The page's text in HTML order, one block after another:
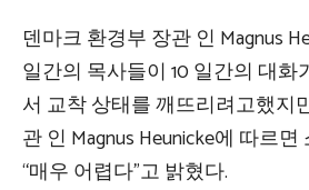
덴마크 환경부 장관 인 Magnus
일간의 목사들이 10 일간의 대화
서 교착 상태를 깨뜨리려고했지
관 인 Magnus Heunicke에 따르
“매우 어렵다”고 밝혔다.